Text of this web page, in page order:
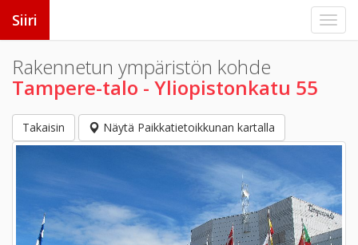
Siiri
Rakennetun ympäristön kohde
Tampere-talo - Yliopistonkatu 55
Takaisin Näytä Paikkatietoikkunan kartalla